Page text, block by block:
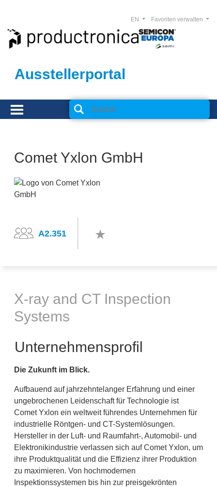
Ausstellerportal
Favoriten verwalten
EN
Comet Yxlon GmbH
A2.351
X-ray and CT Inspection
Systems
Unternehmensprofil
Die Zukunft im Blick.
Aufbauend auf jahrzehntelanger Erfahrung und einer
ungebrochenen Leidenschaft für Technologie ist
Comet Yxlon ein weltweit führendes Unternehmen für
industrielle Röntgen- und CT-Systemlösungen.
Hersteller in der Luft- und Raumfahrt-, Automobil- und
Elektronikindustrie verlassen sich auf Comet Yxlon, um
ihre Produktqualität und die Effizienz ihrer Produktion
zu maximieren. Von hochmodernen
Inspektionssystemen bis hin zur preisgekrönten